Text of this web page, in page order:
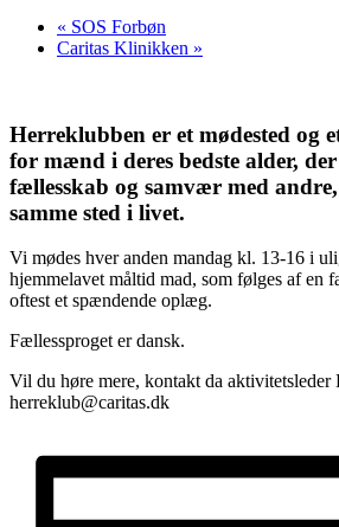
« SOS Forbøn
Caritas Klinikken »
Herreklubben er et mødested og
for mænd i deres bedste alder,
fællesskab og samvær med
samme sted i livet.
Vi mødes hver anden mandag kl. 13-16 i
hjemmelavet måltid mad, som følges af en
oftest et spændende oplæg.
Fællessproget er dansk.
Vil du høre mere, kontakt da aktivitetsleder
herreklub@caritas.dk